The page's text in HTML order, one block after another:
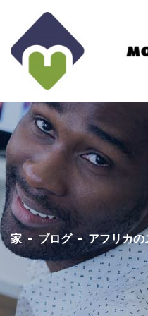
家 - ブログ - アフリカ